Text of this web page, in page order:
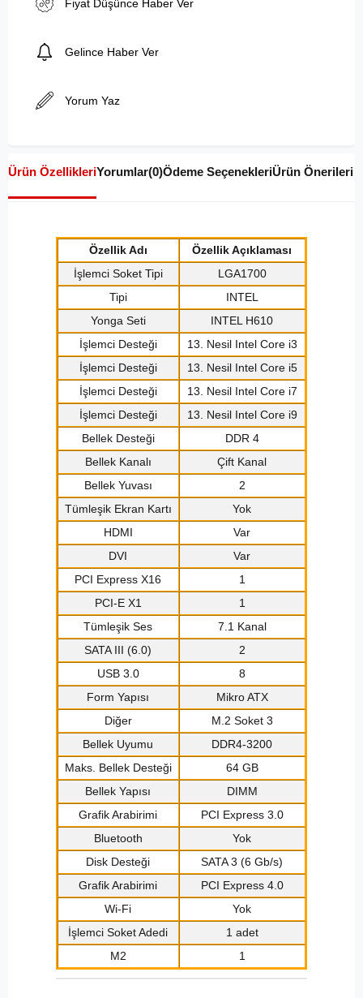
Fiyat Düşünce Haber Ver
Gelince Haber Ver
Yorum Yaz
Ürün ÖzellikleriYorumlar(0)Ödeme SeçenekleriÜrün Önerileri
Özellik Adı
Özellik Açıklaması
İşlemci Soket Tipi
LGA1700
Tipi
INTEL
Yonga Seti
INTEL H610
İşlemci Desteği
13. Nesil Intel Core i3
İşlemci Desteği
13. Nesil Intel Core i5
İşlemci Desteği
13. Nesil Intel Core i7
İşlemci Desteği
13. Nesil Intel Core i9
Bellek Desteği
DDR 4
Bellek Kanalı
Çift Kanal
Bellek Yuvası
2
Tümleşik Ekran Kartı
Yok
HDMI
Var
DVI
Var
PCI Express X16
1
PCI-E X1
1
Tümleşik Ses
7.1 Kanal
SATA III (6.0)
2
USB 3.0
8
Form Yapısı
Mikro ATX
Diğer
M.2 Soket 3
Bellek Uyumu
DDR4-3200
Maks. Bellek Desteği
64 GB
Bellek Yapısı
DIMM
Grafik Arabirimi
PCI Express 3.0
Bluetooth
Yok
Disk Desteği
SATA 3 (6 Gb/s)
Grafik Arabirimi
PCI Express 4.0
Wi-Fi
Yok
İşlemci Soket Adedi
1 adet
M2
1